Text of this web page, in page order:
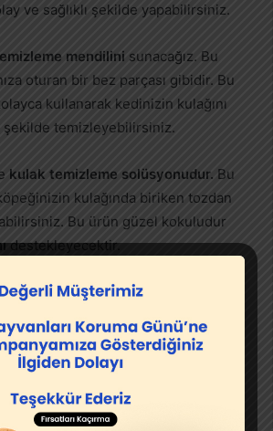
ve sağlıklı şekilde yapabilirsiniz.
mendilini sunacağız. Bu
oturan bir bez parçası gibidir. Bu
kullanarak kedinizin kulağını
temizleyebilirsiniz.
kulak temizleme solüsyonudur. Bu
kulağında biriken tozdan
Bu ürün güzel kokuludur
destekleyecektir.
için gerekli olan ürünlere
ulaşabilirsiniz.
al